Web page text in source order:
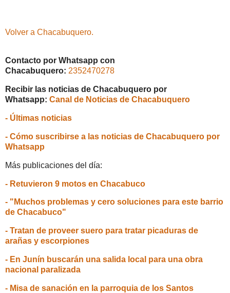
Volver a Chacabuquero.
Contacto por Whatsapp con
Chacabuquero: 2352470278
Recibir las noticias de Chacabuquero por
Whatsapp: Canal de Noticias de Chacabuquero
- Últimas noticias
- Cómo suscribirse a las noticias de Chacabuquero por
Whatsapp
Más publicaciones del día:
- Retuvieron 9 motos en Chacabuco
- "Muchos problemas y cero soluciones para este barrio
de Chacabuco"
- Tratan de proveer suero para tratar picaduras de
arañas y escorpiones
- En Junín buscarán una salida local para una obra
nacional paralizada
- Misa de sanación en la parroquia de los Santos